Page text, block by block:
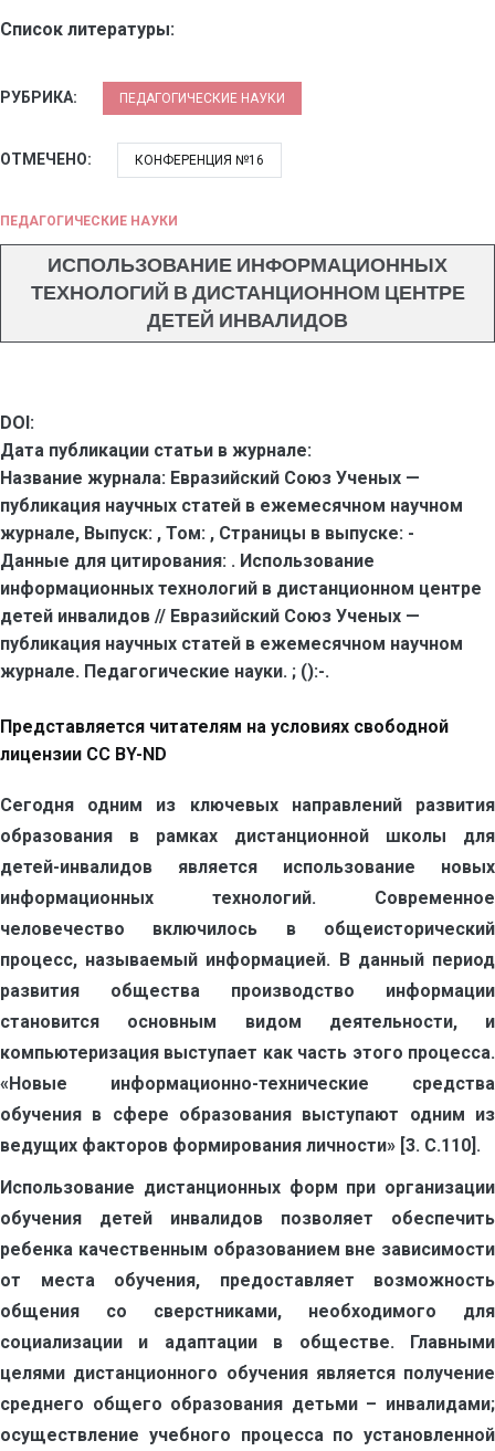
Список литературы:
РУБРИКА: ПЕДАГОГИЧЕСКИЕ НАУКИ
ОТМЕЧЕНО: КОНФЕРЕНЦИЯ №16
ПЕДАГОГИЧЕСКИЕ НАУКИ
ИСПОЛЬЗОВАНИЕ ИНФОРМАЦИОННЫХ
ТЕХНОЛОГИЙ В ДИСТАНЦИОННОМ ЦЕНТРЕ
ДЕТЕЙ ИНВАЛИДОВ
DOI:
Дата публикации статьи в журнале:
Название журнала: Евразийский Союз Ученых —
публикация научных статей в ежемесячном научном
журнале, Выпуск: , Том: , Страницы в выпуске: -
Данные для цитирования: . Использование
информационных технологий в дистанционном центре
детей инвалидов // Евразийский Союз Ученых —
публикация научных статей в ежемесячном научном
журнале. Педагогические науки. ; ():-.
Представляется читателям на условиях свободной
лицензии CC BY-ND
Сегодня одним из ключевых направлений развития
образования в рамках дистанционной школы для
детей-инвалидов является использование новых
информационных технологий. Современное
человечество включилось в общеисторический
процесс, называемый информацией. В данный период
развития общества производство информации
становится основным видом деятельности, и
компьютеризация выступает как часть этого процесса.
«Новые информационно-технические средства
обучения в сфере образования выступают одним из
ведущих факторов формирования личности» [3. С.110].
Использование дистанционных форм при организации
обучения детей инвалидов позволяет обеспечить
ребенка качественным образованием вне зависимости
от места обучения, предоставляет возможность
общения со сверстниками, необходимого для
социализации и адаптации в обществе. Главными
целями дистанционного обучения является получение
среднего общего образования детьми – инвалидами;
осуществление учебного процесса по установленной